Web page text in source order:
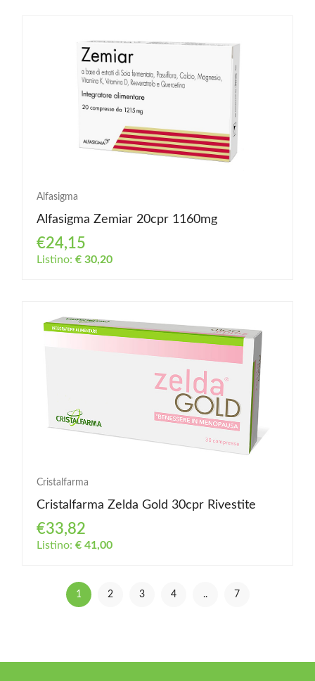
Alfasigma
Alfasigma Zemiar 20cpr 1160mg
€24,15
Listino: € 30,20
Cristalfarma
Cristalfarma Zelda Gold 30cpr Rivestite
€33,82
Listino: € 41,00
1 2 3 4 .. 7